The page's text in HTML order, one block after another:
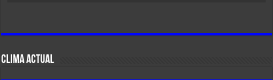
CLIMA ACTUAL